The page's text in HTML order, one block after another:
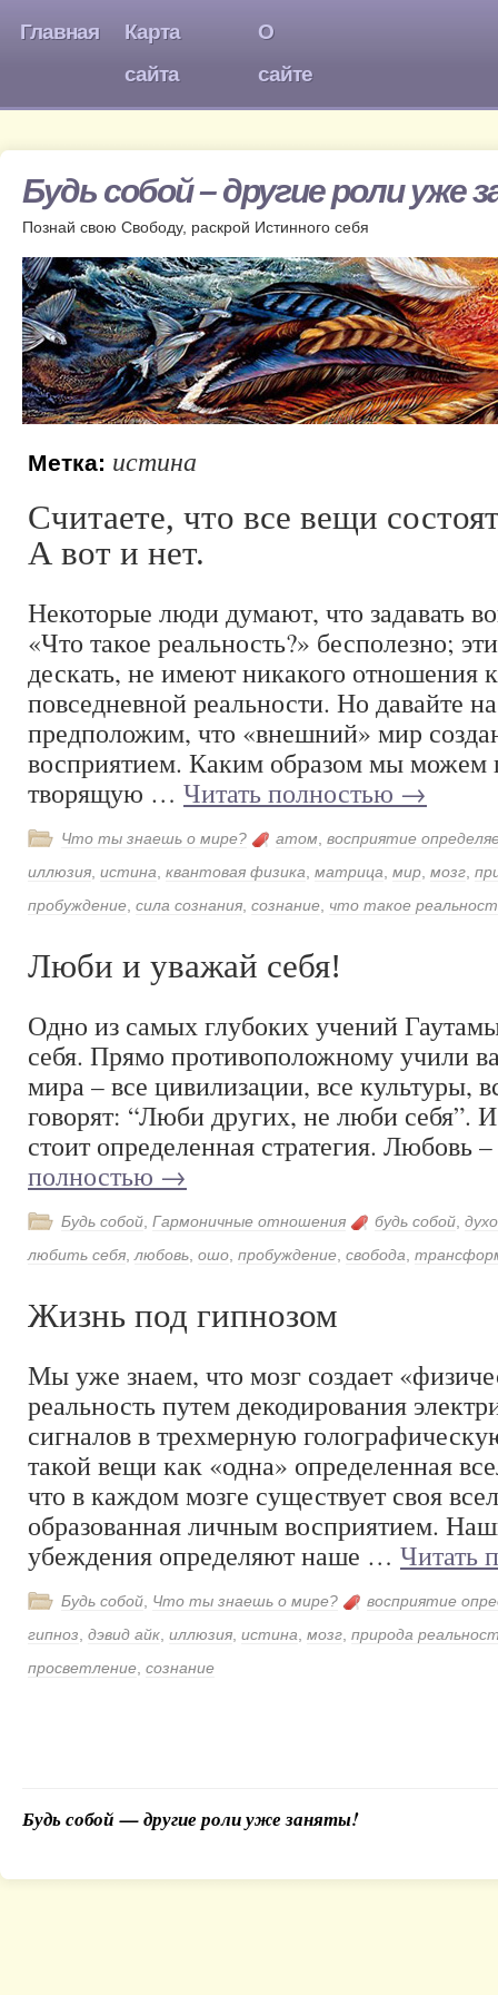
Главная
Карта
сайта
О
сайте
Будь собой – другие роли уже
Познай свою Свободу, раскрой Истинного себя
Метка: истина
Считаете, что все вещи
А вот и нет.
Некоторые люди думают, что задавать
«Что такое реальность?» бесполезно;
дескать, не имеют никакого отношения
повседневной реальности. Но давайте
предположим, что «внешний» мир
восприятием. Каким образом мы можем
творящую … Читать полностью →
Что ты знаешь о мире? атом восприятие
иллюзия истина квантовая физика матрица мир мозг
пробуждение сила сознания сознание что такое
Люби и уважай себя!
Одно из самых глубоких учений
себя. Прямо противоположному учили
мира – все цивилизации, все культуры,
говорят: “Люби других, не люби себя”.
стоит определенная стратегия. Любовь
полностью →
Будь собой Гармоничные отношения будь собой
любить себя любовь ошо пробуждение свобода
Жизнь под гипнозом
Мы уже знаем, что мозг создает
реальность путем декодирования
сигналов в трехмерную
такой вещи как «одна» определенная
что в каждом мозге существует своя
образованная личным восприятием.
убеждения определяют наше … Читать
Будь собой Что ты знаешь о мире?
восприятие
гипноз дэвид айк иллюзия истина мозг природа
просветление сознание
Будь собой — другие роли уже заняты!